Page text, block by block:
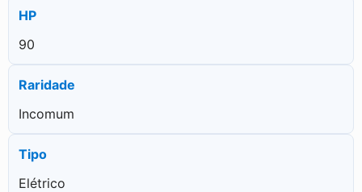
HP
90
Raridade
Incomum
Tipo
Elétrico